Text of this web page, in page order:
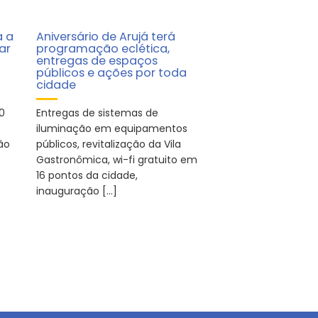
a Aniversário de Arujá terá
programação eclética,
entregas de espaços
públicos e ações por toda
cidade
Entregas de sistemas de
iluminação em equipamentos
públicos, revitalização da Vila
Gastronômica, wi-fi gratuito em
16 pontos da cidade,
inauguração […]